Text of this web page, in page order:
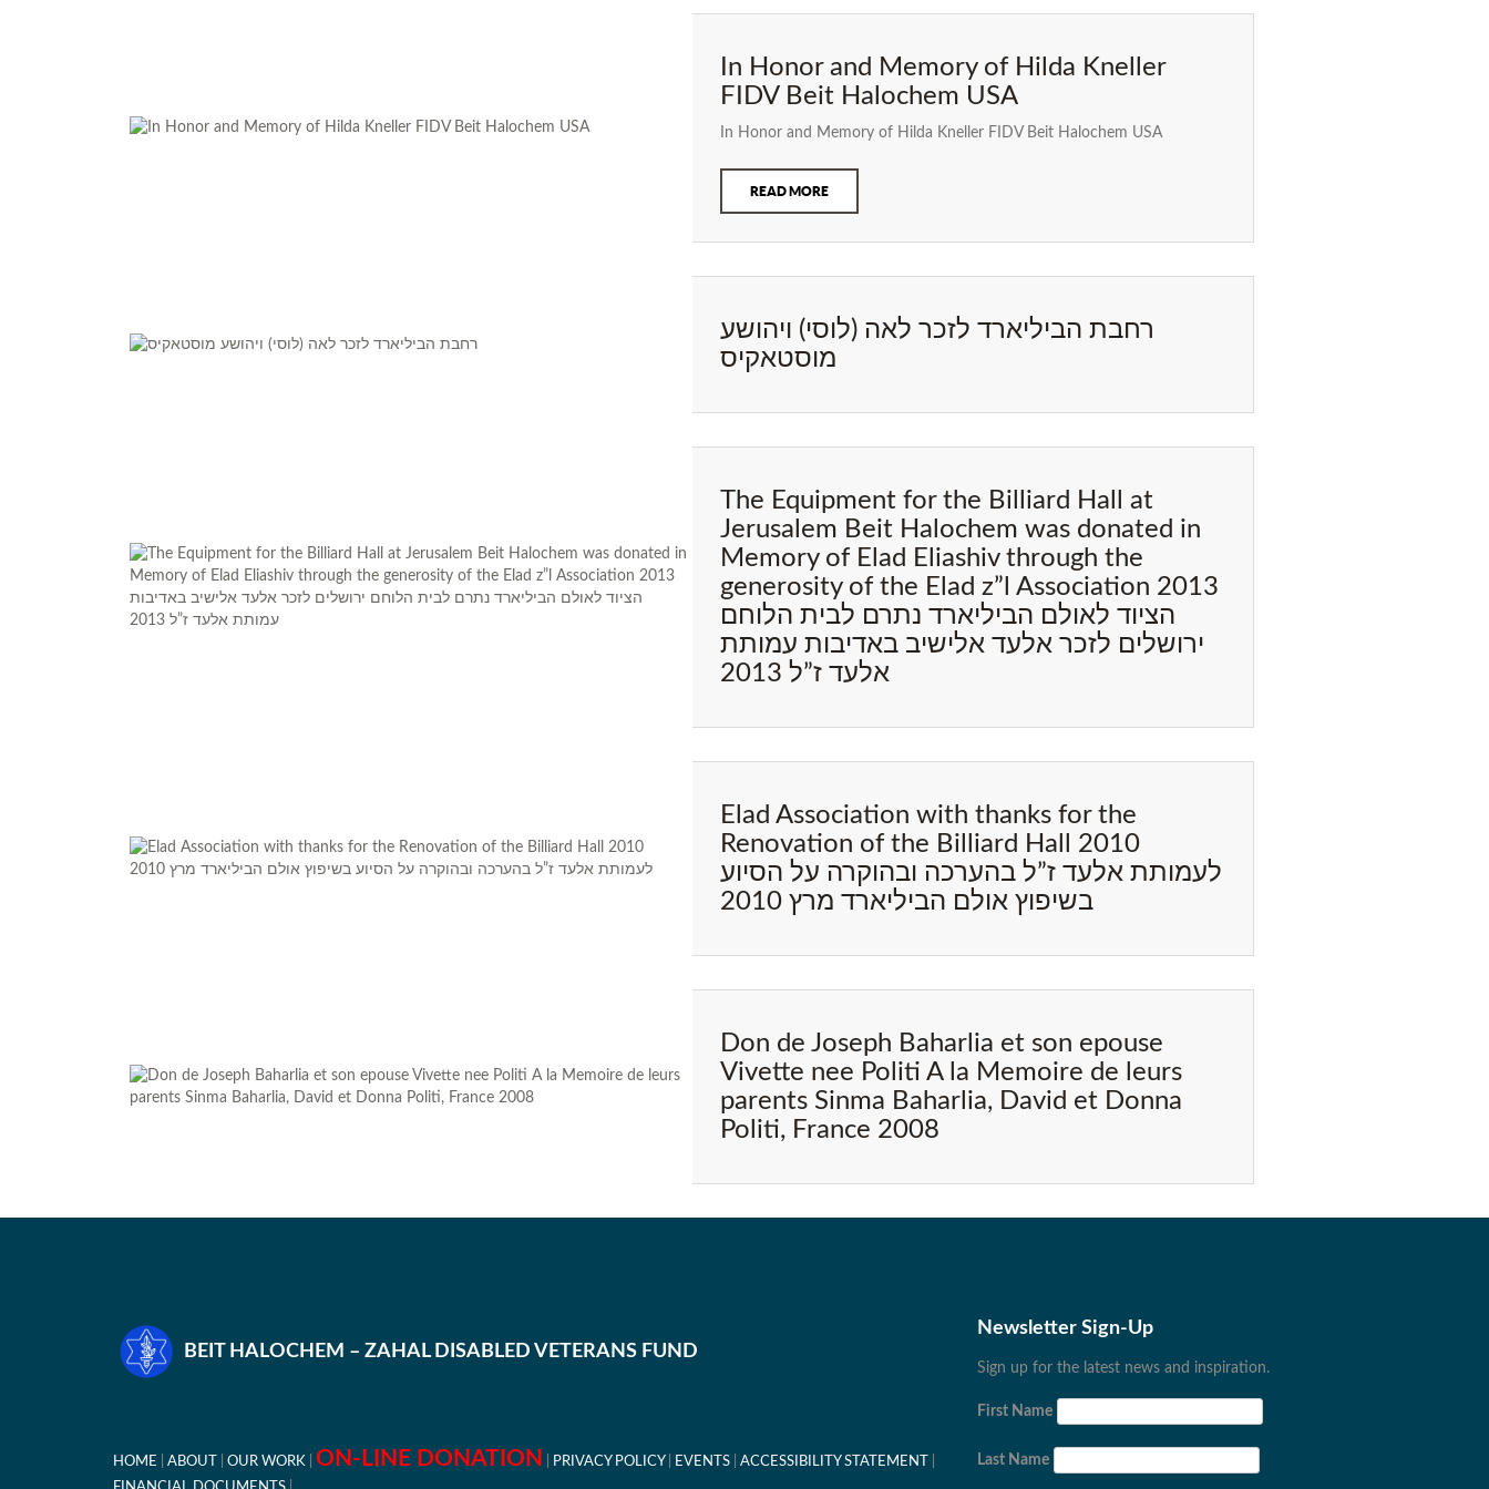
In Honor and Memory of Hilda Kneller
FIDV Beit Halochem USA
In Honor and Memory of Hilda Kneller FIDV Beit Halochem USA
READ MORE
רחבת הביליארד לזכר לאה (לוסי) ויהושע
מוסטאקיס
The Equipment for the Billiard Hall at
Jerusalem Beit Halochem was donated in
Memory of Elad Eliashiv through the
generosity of the Elad z”l Association 2013
הציוד לאולם הביליארד נתרם לבית הלוחם
ירושלים לזכר אלעד אלישיב באדיבות עמותת
אלעד ז”ל 2013
Elad Association with thanks for the
Renovation of the Billiard Hall 2010
לעמותת אלעד ז”ל בהערכה ובהוקרה על הסיוע
בשיפוץ אולם הביליארד מרץ 2010
Don de Joseph Baharlia et son epouse
Vivette nee Politi A la Memoire de leurs
parents Sinma Baharlia, David et Donna
Politi, France 2008
BEIT HALOCHEM – ZAHAL DISABLED VETERANS FUND
HOME ABOUT OUR WORK ON-LINE DONATION PRIVACY POLICY EVENTS
ACCESSIBILITY STATEMENT
Newsletter Sign-Up
Sign up for the latest news and inspiration.
First Name
Last Name